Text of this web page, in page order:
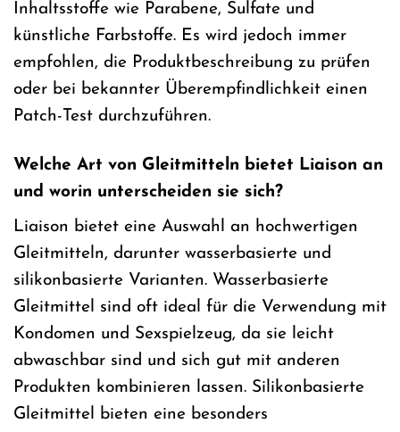
Inhaltsstoffe wie Parabene, Sulfate und
künstliche Farbstoffe. Es wird jedoch immer
empfohlen, die Produktbeschreibung zu prüfen
oder bei bekannter Überempfindlichkeit einen
Patch-Test durchzuführen.
Welche Art von Gleitmitteln bietet Liaison an
und worin unterscheiden sie sich?
Liaison bietet eine Auswahl an hochwertigen
Gleitmitteln, darunter wasserbasierte und
silikonbasierte Varianten. Wasserbasierte
Gleitmittel sind oft ideal für die Verwendung mit
Kondomen und Sexspielzeug, da sie leicht
abwaschbar sind und sich gut mit anderen
Produkten kombinieren lassen. Silikonbasierte
Gleitmittel bieten eine besonders